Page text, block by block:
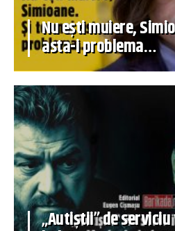
Nu ești muiere,
asta-i problema…
„Autiștii” de